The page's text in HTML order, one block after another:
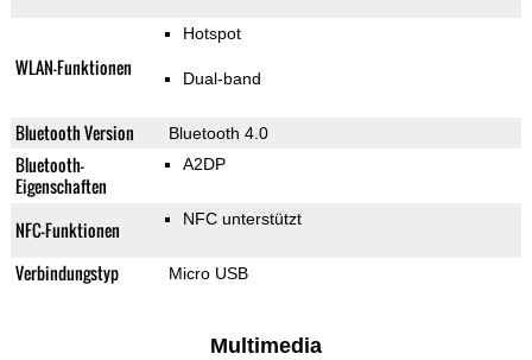
WLAN-Funktionen
Hotspot
Dual-band
Bluetooth Version Bluetooth 4.0
Bluetooth-
Eigenschaften
A2DP
NFC-Funktionen NFC unterstützt
Verbindungstyp Micro USB
Multimedia